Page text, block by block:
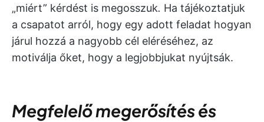
„miért” kérdést is megosszuk. Ha tájékoztatjuk
a csapatot arról, hogy egy adott feladat hogyan
járul hozzá a nagyobb cél eléréséhez, az
motiválja őket, hogy a legjobbjukat nyújtsák.
Megfelelő megerősítés és